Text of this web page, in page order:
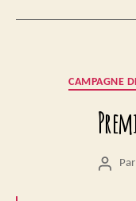
CAMPAGNE
Auteur
Par